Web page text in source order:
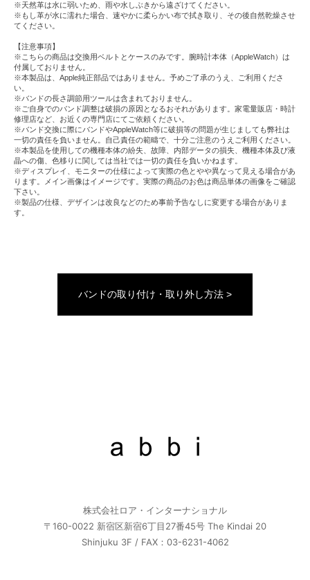
※天然革は水に弱いため、雨や水しぶきから遠ざけてください。
※もし革が水に濡れた場合、速やかに柔らかい布で拭き取り、その後自然乾燥させ
てください。
【注意事項】
※こちらの商品は交換用ベルトとケースのみです。腕時計本体（AppleWatch）は
付属しておりません。
※本製品は、Apple純正部品ではありません。予めご了承のうえ、ご利用くださ
い。
※バンドの長さ調節用ツールは含まれておりません。
※ご自身でのバンド調整は破損の原因となるおそれがあります。家電量販店・時計
修理店など、お近くの専門店にてご依頼ください。
※バンド交換に際にバンドやAppleWatch等に破損等の問題が生じましても弊社は
一切の責任を負いません。自己責任の範疇で、十分ご注意のうえご利用ください。
※本製品を使用しての機種本体の紛失、故障、内部データの損失、機種本体及び液
晶への傷、色移りに関しては当社では一切の責任を負いかねます。
※ディスプレイ、モニターの仕様によって実際の色とやや異なって見える場合があ
ります。メイン画像はイメージです。実際の商品のお色は商品単体の画像をご確認
下さい。
※製品の仕様、デザインは改良などのため事前予告なしに変更する場合がありま
す。
バンドの取り付け・取り外し方法 >
株式会社ロア・インターナショナル
〒160-0022 新宿区新宿6丁目27番45号 The Kindai 20
Shinjuku 3F / FAX：03-6231-4062